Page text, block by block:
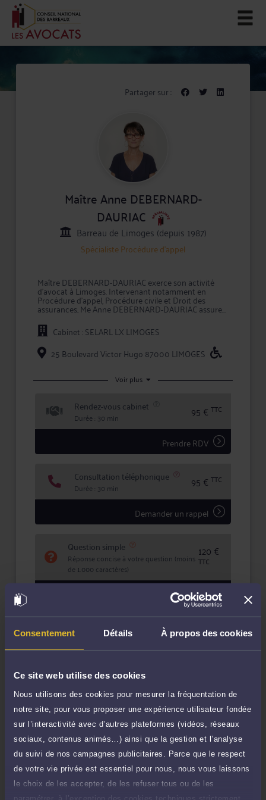
Consentement Détails À propos des cookies
Ce site web utilise des cookies
Nous utilisons des cookies pour mesurer la fréquentation de
notre site, pour vous proposer une expérience utilisateur fondée
sur l’interactivité avec d’autres plateformes (vidéos, réseaux
sociaux, contenus animés…) ainsi que la gestion et l’analyse
du suivi de nos campagnes publicitaires. Parce que le respect
de votre vie privée est essentiel pour nous, nous vous laissons
le choix de les accepter, de les refuser tous ou de les
Partager sur :
Maître Anne DEBERNARD-
DAURIAC
Barreau de Limoges (depuis 1987)
SpécialisteProcédure d'appel
Maître DEBERNARD-DAURIAC exerce son activité
d'avocat à Limoges. Intervenant notamment en
Procédure d'appel, Procédure civile et Droit des
assurances, Me Anne DEBERNARD-DAURIAC assure
auprès de ses clients un rôle de conseil et de
représentation en justice.
L'approche personnalisée mise en oeuvre par Me
DEBERNARD-DAURIAC permet d'assurer une
prestation de conseil à valeur ajoutée et une
tribunaux.
Maître DEBERNARD-DAURIAC accorde une
importance toute particulière à l'écoute et au
dialogue, et vous aide à faire valoir vos droits en toute
confidentialité et sécurité juridique.
Cabinet : SELARL LX LIMOGES
25 Boulevard Victor Hugo 87000 LIMOGES
Voir plus
Rendez-vous cabinet
Durée : 30 min 95 € TTC
Prendre RDV
Consultation téléphonique
Durée : 30 min 95 € TTC
Demander un rappel
Question simple
Réponse concise à votre question (moins
de 1.000 caractères)
120 €
TTC
Poser une question
Consultation écrite
Etude de votre dossier + possibilité
d'ajout d'une pièce jointe
420 €
Consulter par écrit
Compétences
Procédure d'appel